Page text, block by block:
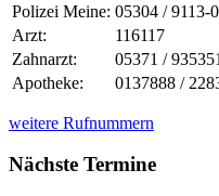
Polizei Meine: 05304 / 9113-0
Arzt:
116117
Zahnarzt:
05371 / 935351
Apotheke:
0137888 /
weitere Rufnummern
Nächste Termine